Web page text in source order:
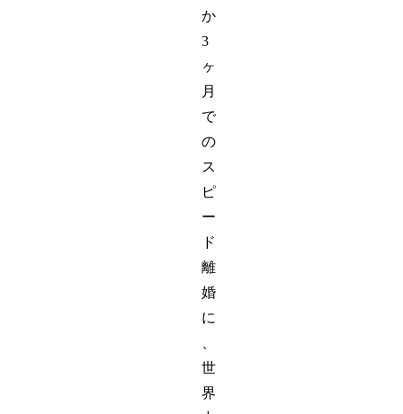
か
3
ヶ
月
で
の
ス
ピ
ー
ド
離
婚
に
世
界